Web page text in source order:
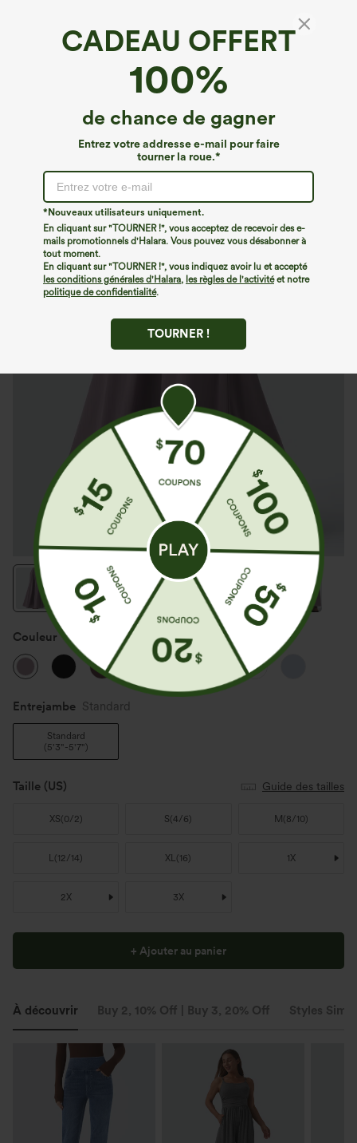
CADEAU OFFERT
100%
de chance de gagner
Entrez votre addresse e-mail pour faire
tourner la roue.*
*Nouveaux utilisateurs uniquement.
En cliquant sur "TOURNER !", vous acceptez de recevoir des e-
mails promotionnels d'Halara. Vous pouvez vous désabonner à
tout moment.
En cliquant sur "TOURNER !", vous indiquez avoir lu et accepté
les conditions générales d'Halara, les règles de l'activitéet notre
politique de confidentialité.
TOURNER !
Pantalon décontracté taille haute à jambe
large, avec poches et superposition en résille
€49,95 EUR Buy 2, 10% Off | Buy 3, 20% Off
Couleur Iris Purple
Entrejambe️ Standard
Standard
(5'3"-5'7")
Taille (US) Guide des tailles
XS(0/2) S(4/6) M (8/10)
L(12/14) XL(16) 1X
2X 3X
+ Ajouter au panier
À découvrir Buy 2, 10% Off | Buy 3, 20% Off Styles